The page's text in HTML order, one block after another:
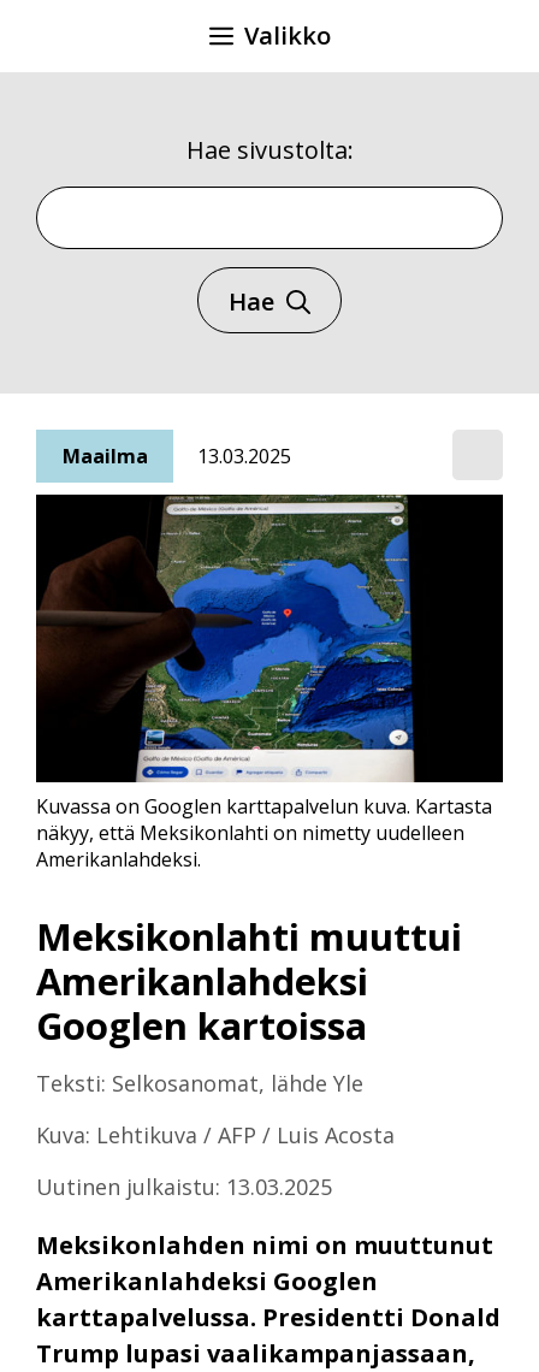
Valikko
Hae sivustolta:
Hae sivustolta
Hae
Maailma 13.03.2025
Meksikonlahti muuttui
Amerikanlahdeksi
Googlen kartoissa
Teksti: Selkosanomat, lähde Yle
Kuva: Lehtikuva / AFP / Luis Acosta
Uutinen julkaistu: 13.03.2025
Meksikonlahden nimi on muuttunut
Amerikanlahdeksi Googlen
karttapalvelussa. Presidentti Donald
Trump lupasi vaalikampanjassaan,
Kuvassa on Googlen karttapalvelun kuva. Kartasta
näkyy, että Meksikonlahti on nimetty uudelleen
Amerikanlahdeksi.